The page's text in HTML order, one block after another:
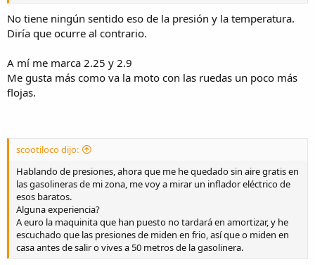
Y ahora que??
Yo al final he decidido llevar las presiones que marca Honda, 2'5 y
tiempo antes de rellenar pero no suelo variarlas.
No tiene ningún sentido eso de la presión y la temperatura.
Diría que ocurre al contrario.
A mí me marca 2.25 y 2.9
Me gusta más como va la moto con las ruedas un poco más
flojas.
scootiloco dijo:
Hablando de presiones, ahora que me he quedado sin aire gratis en
las gasolineras de mi zona, me voy a mirar un inflador eléctrico de
esos baratos.
Alguna experiencia?
A euro la maquinita que han puesto no tardará en amortizar, y he
escuchado que las presiones de miden en frio, así que o miden en
casa antes de salir o vives a 50 metros de la gasolinera.